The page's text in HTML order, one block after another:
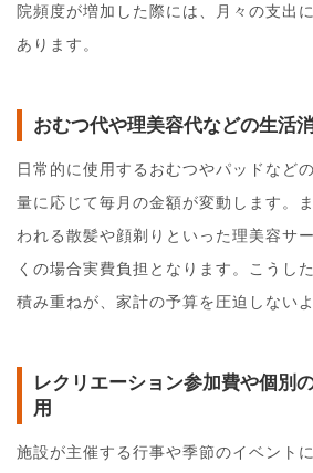
院頻度が増加した際には、月々の支出
あります。
おむつ代や理美容代などの生活
日常的に使用するおむつやパッドなど
量に応じて毎月の金額が変動します。
われる散髪や顔剃りといった理美容サ
くの場合実費負担となります。こうし
積み重ねが、家計の予算を圧迫しない
レクリエーション参加費や個別
用
施設が主催する行事や季節のイベント